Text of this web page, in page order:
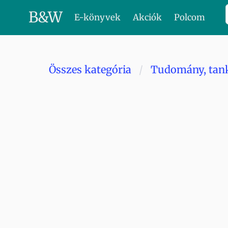
B&W E-könyvek Akciók Polcom
Összes kategória Tudomány,